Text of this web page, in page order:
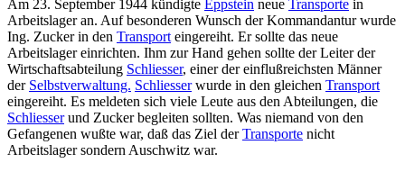
Am 23. September 1944 kündigte Eppstein neue Transporte in
Arbeitslager an. Auf besonderen Wunsch der Kommandantur wurde
Ing. Zucker in den Transporteingereiht. Er sollte das neue
Arbeitslager einrichten. Ihm zur Hand gehen sollte der Leiter der
Wirtschaftsabteilung Schliesser, einer der einflußreichsten Männer
der Selbstverwaltung. Schliesserwurde in den gleichen Transport
eingereiht. Es meldeten sich viele Leute aus den Abteilungen, die
Schliesserund Zucker begleiten sollten. Was niemand von den
Gefangenen wußte war, daß das Ziel derTransporte nicht
Arbeitslager sondern Auschwitz war.